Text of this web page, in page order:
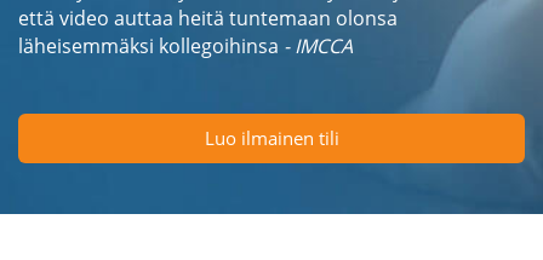
että video auttaa heitä tuntemaan olonsa
läheisemmäksi kollegoihinsa - IMCCA
Luo ilmainen tili